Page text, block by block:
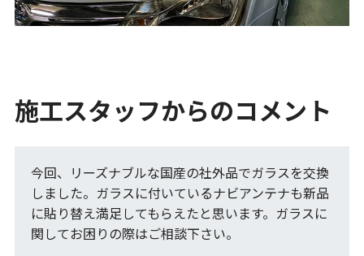
施工スタッフからのコメント
今回、リーズナブルな国産の社外品でガラスを交換
しました。ガラスに付いているナビアンテナも新品
に貼り替え満足してもらえたと思います。ガラスに
関してお困りの際はご相談下さい。